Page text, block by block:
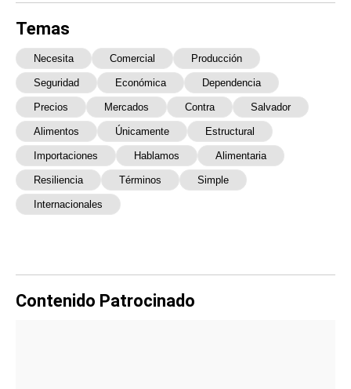
Temas
Necesita Comercial Producción
Seguridad Económica Dependencia
Precios Mercados Contra Salvador
Alimentos Únicamente Estructural
Importaciones Hablamos Alimentaria
Resiliencia Términos Simple
Internacionales
Contenido Patrocinado